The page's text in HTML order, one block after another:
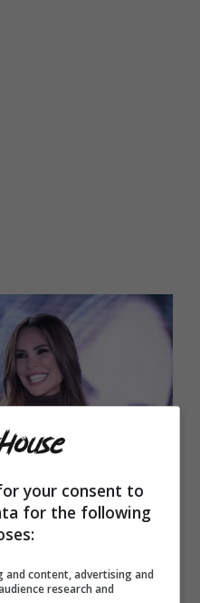
(Blueshouse.it)
Totti-Blasi
your consent to
for the following
and content, advertising and
research and